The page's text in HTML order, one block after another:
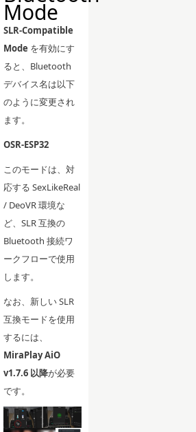
Mode
SLR-Compatible
Mode を有効にす
ると、Bluetooth
デバイス名は以下
のように変更され
ます。
OSR-ESP32
このモードは、対
応する SexLikeReal
/ DeoVR 環境な
ど、SLR 互換の
Bluetooth 接続ワ
ークフローで使用
します。
なお、新しい SLR
互換モードを使用
するには、
MiraPlay AiO
v1.7.6 以降が必要
です。